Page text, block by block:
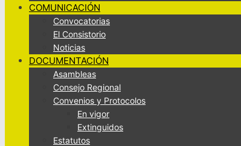
COMUNICACIÓN
Convocatorias
El Consistorio
Noticias
DOCUMENTACIÓN
Asambleas
Consejo Regional
Convenios y Protocolos
En vigor
Extinguidos
Estatutos